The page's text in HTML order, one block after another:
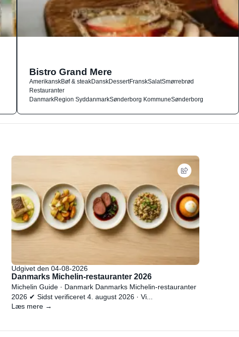
Bistro Grand Mere
AmerikanskBøf & steakDanskDessertFranskSalatSmørrebrød
Restauranter
DanmarkRegion SyddanmarkSønderborg KommuneSønderborg
Udgivet den 04-08-2026
Danmarks Michelin-restauranter 2026
Michelin Guide · Danmark Danmarks Michelin-restauranter
2026 ✔ Sidst verificeret 4. august 2026 · Vi...
Læs mere →